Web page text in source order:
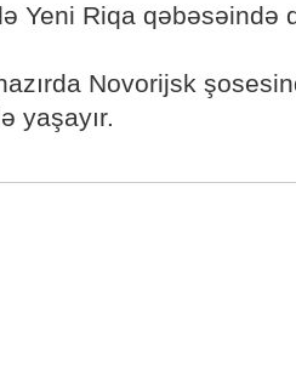
Yeni Riqa qəbəsəində
Novorijsk
yaşayır.